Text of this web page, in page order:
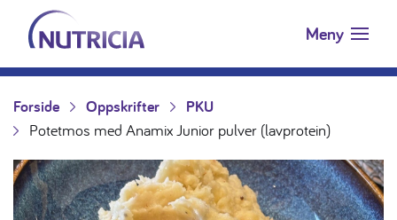
Hopp til innholdet
Nutricia.no Meny
Forside Oppskrifter
PKU
Potetmos med Anamix Junior pulver (lavprotein)